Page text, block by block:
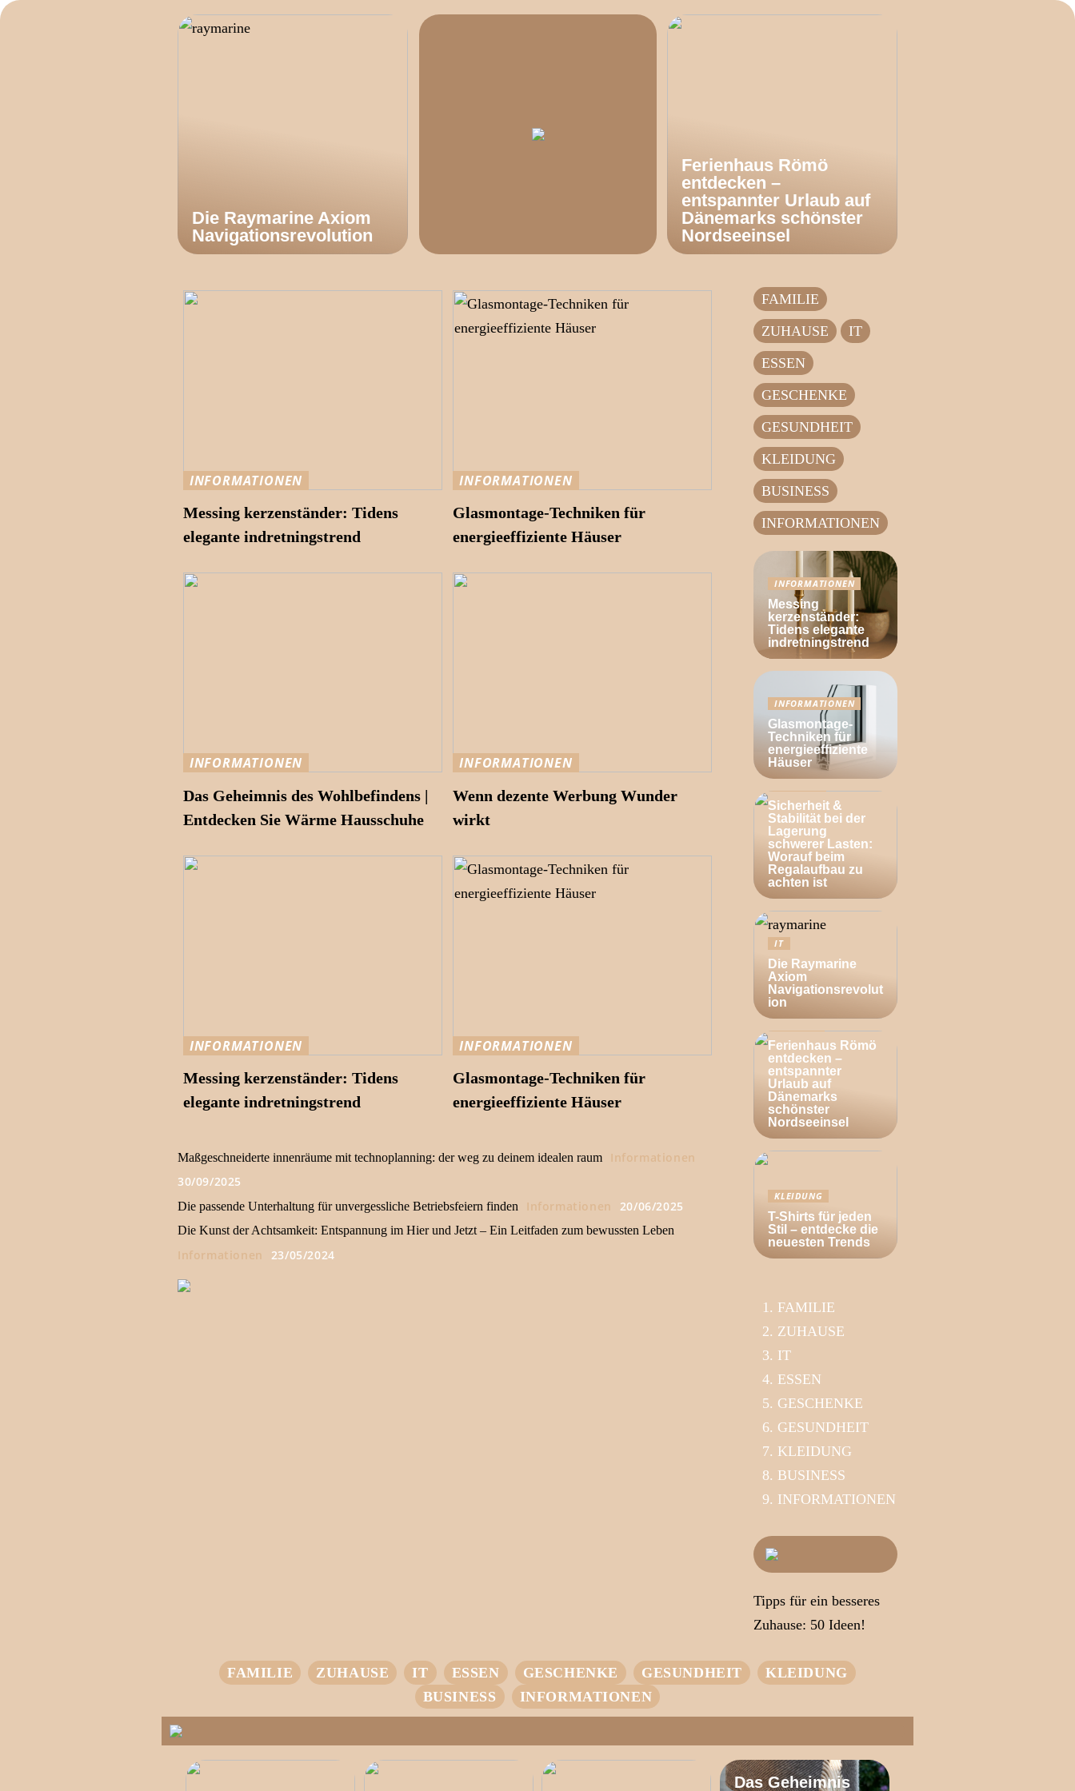
Die Raymarine Axiom
Navigationsrevolution
Ferienhaus Römö
entdecken –
entspannter Urlaub auf
Dänemarks schönster
Nordseeinsel
INFORMATIONEN
Messing kerzenständer: Tidens
elegante indretningstrend
INFORMATIONEN
Glasmontage-Techniken für
energieeffiziente Häuser
INFORMATIONEN
Das Geheimnis des Wohlbefindens |
Entdecken Sie Wärme Hausschuhe
INFORMATIONEN
Wenn dezente Werbung Wunder
wirkt
INFORMATIONEN
Messing kerzenständer: Tidens
elegante indretningstrend
INFORMATIONEN
Glasmontage-Techniken für
energieeffiziente Häuser
Maßgeschneiderte innenräume mit technoplanning: der weg zu deinem idealen raum
Informationen
30/09/2025
Die passende Unterhaltung für unvergessliche Betriebsfeiern finden Informationen 20/06/2025
Die Kunst der Achtsamkeit: Entspannung im Hier und Jetzt – Ein Leitfaden zum bewussten Leben
Informationen 23/05/2024
FAMILIE
ZUHAUSE
IT
ESSEN
GESCHENKE
GESUNDHEIT
KLEIDUNG
BUSINESS
INFORMATIONEN
INFORMATIONEN
Messing
kerzenständer:
Tidens elegante
indretningstrend
INFORMATIONEN
Glasmontage-
Techniken für
energieeffiziente
Häuser
Sicherheit &
Stabilität bei der
Lagerung
schwerer Lasten:
Worauf beim
Regalaufbau zu
achten ist
IT
Die Raymarine
Axiom
Navigationsrevolut
ion
Ferienhaus Römö
entdecken –
entspannter
Urlaub auf
Dänemarks
schönster
Nordseeinsel
KLEIDUNG
T-Shirts für jeden
Stil – entdecke die
neuesten Trends
FAMILIE
ZUHAUSE
IT
ESSEN
GESCHENKE
GESUNDHEIT
KLEIDUNG
BUSINESS
INFORMATIONEN
Tipps für ein besseres
Zuhause: 50 Ideen!
FAMILIE ZUHAUSE IT ESSEN GESCHENKE GESUNDHEIT
KLEIDUNG
BUSINESS
INFORMATIONEN
Das Geheimnis